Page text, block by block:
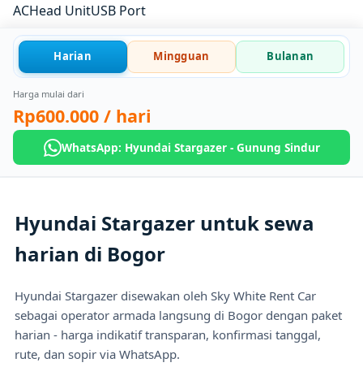
ACHead UnitUSB Port
Harian Mingguan Bulanan
Harga mulai dari
Rp600.000 / hari
WhatsApp: Hyundai Stargazer - Gunung Sindur
Hyundai Stargazer untuk sewa
harian di Bogor
Hyundai Stargazer disewakan oleh Sky White Rent Car
sebagai operator armada langsung di Bogor dengan paket
harian - harga indikatif transparan, konfirmasi tanggal,
rute, dan sopir via WhatsApp.